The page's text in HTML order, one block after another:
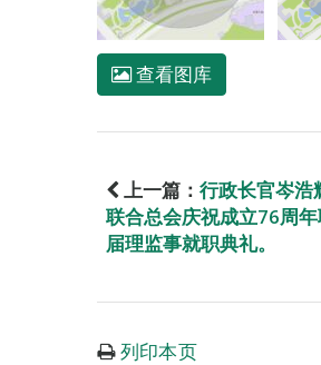
查看图库
上一篇： 行政长官岑浩
联合总会庆祝成立76周
届理监事就职典礼。
列印本页